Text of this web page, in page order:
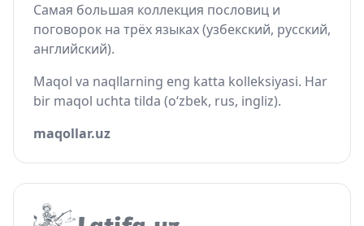
Самая большая коллекция пословиц и
поговорок на трёх языках (узбекский, русский,
английский).
Maqol va naqllarning eng katta kolleksiyasi. Har
bir maqol uchta tilda (o‘zbek, rus, ingliz).
maqollar.uz